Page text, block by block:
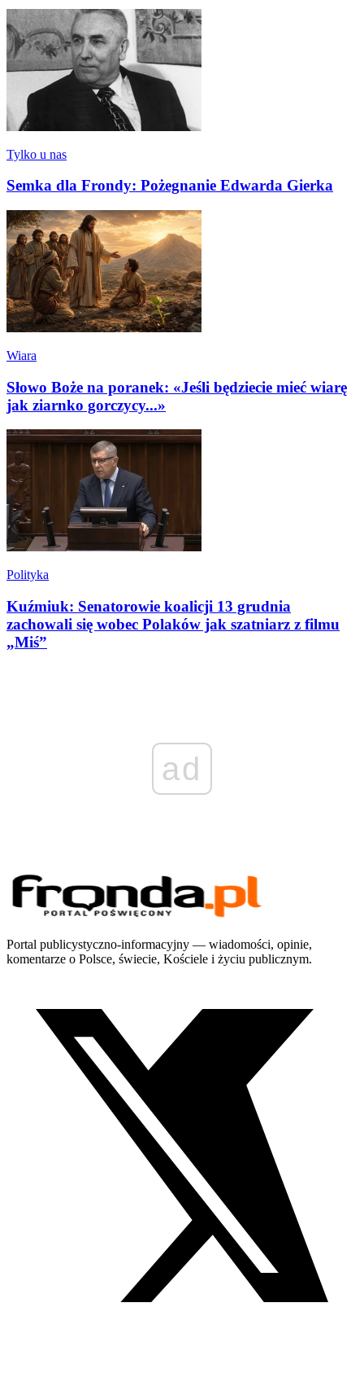
Tylko u nas
Semka dla Frondy: Pożegnanie Edwarda Gierka
Wiara
Słowo Boże na poranek: «Jeśli będziecie mieć wiarę
jak ziarnko gorczycy...»
Polityka
Kuźmiuk: Senatorowie koalicji 13 grudnia
zachowali się wobec Polaków jak szatniarz z filmu
„Miś”
ad
Portal publicystyczno-informacyjny — wiadomości, opinie,
komentarze o Polsce, świecie, Kościele i życiu publicznym.